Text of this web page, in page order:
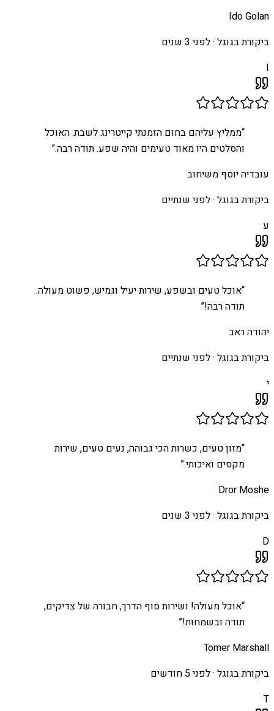
Ido Golan
ביקורת בגוגל ·לפני 3 שנים
I
“ממליץ עליהם בחום הזמנתי קייטרינג לשבת. האוכל
והסלטים היו מאוד טעימים והיה שפע. תודה רבה.”
עובדיה יוסף משיחוב
ביקורת בגוגל ·לפני שנתיים
ע
“אוכל טעים ובשפע, שירות יעיל וגמיש, פשוט מעולה.
תודה רבה!”
יהודה ראב
ביקורת בגוגל ·לפני שנתיים
י
“מזון טעים, כשרות הכי גבוהה, נעים טעים, שירות
מקסים ואיכותי.”
Dror Moshe
ביקורת בגוגל ·לפני 3 שנים
D
“אוכל מעולה! ושירות סוף הדרך, חבורה של צדיקים,
תודה ובשמחות!”
Tomer Marshall
ביקורת בגוגל ·לפני 5 חודשים
T